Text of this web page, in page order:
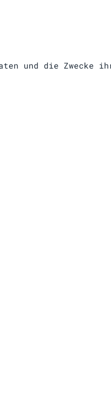
und die Zwecke